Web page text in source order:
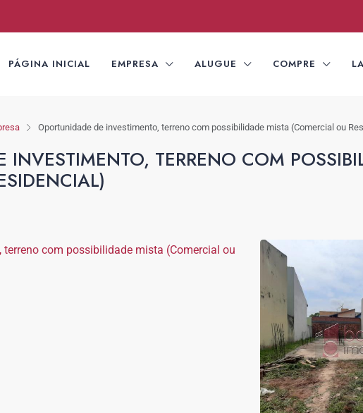
PÁGINA INICIAL EMPRESA ALUGUE COMPRE
Oportunidade de investimento, terreno com possibilidade mista (Comercial ou
INVESTIMENTO, TERRENO COM